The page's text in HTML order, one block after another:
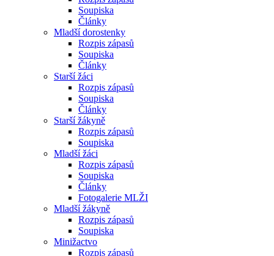
Soupiska
Články
Mladší dorostenky
Rozpis zápasů
Soupiska
Články
Starší žáci
Rozpis zápasů
Soupiska
Články
Starší žákyně
Rozpis zápasů
Soupiska
Mladší žáci
Rozpis zápasů
Soupiska
Články
Fotogalerie MLŽI
Mladší žákyně
Rozpis zápasů
Soupiska
Minižactvo
Rozpis zápasů